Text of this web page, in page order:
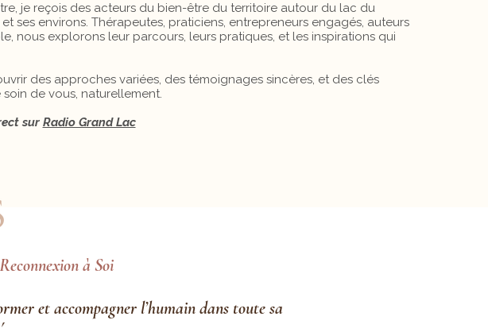
je reçois des acteurs du bien-être du territoire autour du lac du
ses environs. Thérapeutes, praticiens, entrepreneurs engagés, auteurs
nous explorons leur parcours, leurs pratiques, et les inspirations qui
des approches variées, des témoignages sincères, et des clés
de vous, naturellement.
sur Radio Grand Lac
à Soi
et accompagner l’humain dans toute sa